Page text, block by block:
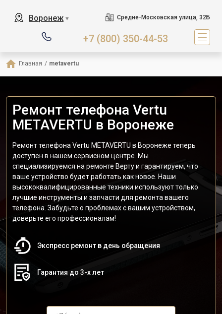
Воронеж ▼ Средне-Московская улица, 32Б
+7 (800) 350-44-53
Главная / metavertu
Ремонт телефона Vertu
METAVERTU в Воронеже
Ремонт телефона Vertu METAVERTU в Воронеже теперь
доступен в нашем сервисном центре. Мы
специализируемся на ремонте Верту и гарантируем, что
ваше устройство будет работать как новое. Наши
высококвалифицированные техники используют только
лучшие инструменты и запчасти для ремонта вашего
телефона. Забудьте о проблемах с вашим устройством,
доверьте его профессионалам!
Экспресс ремонт в день обращения
Гарантия до 3-х лет